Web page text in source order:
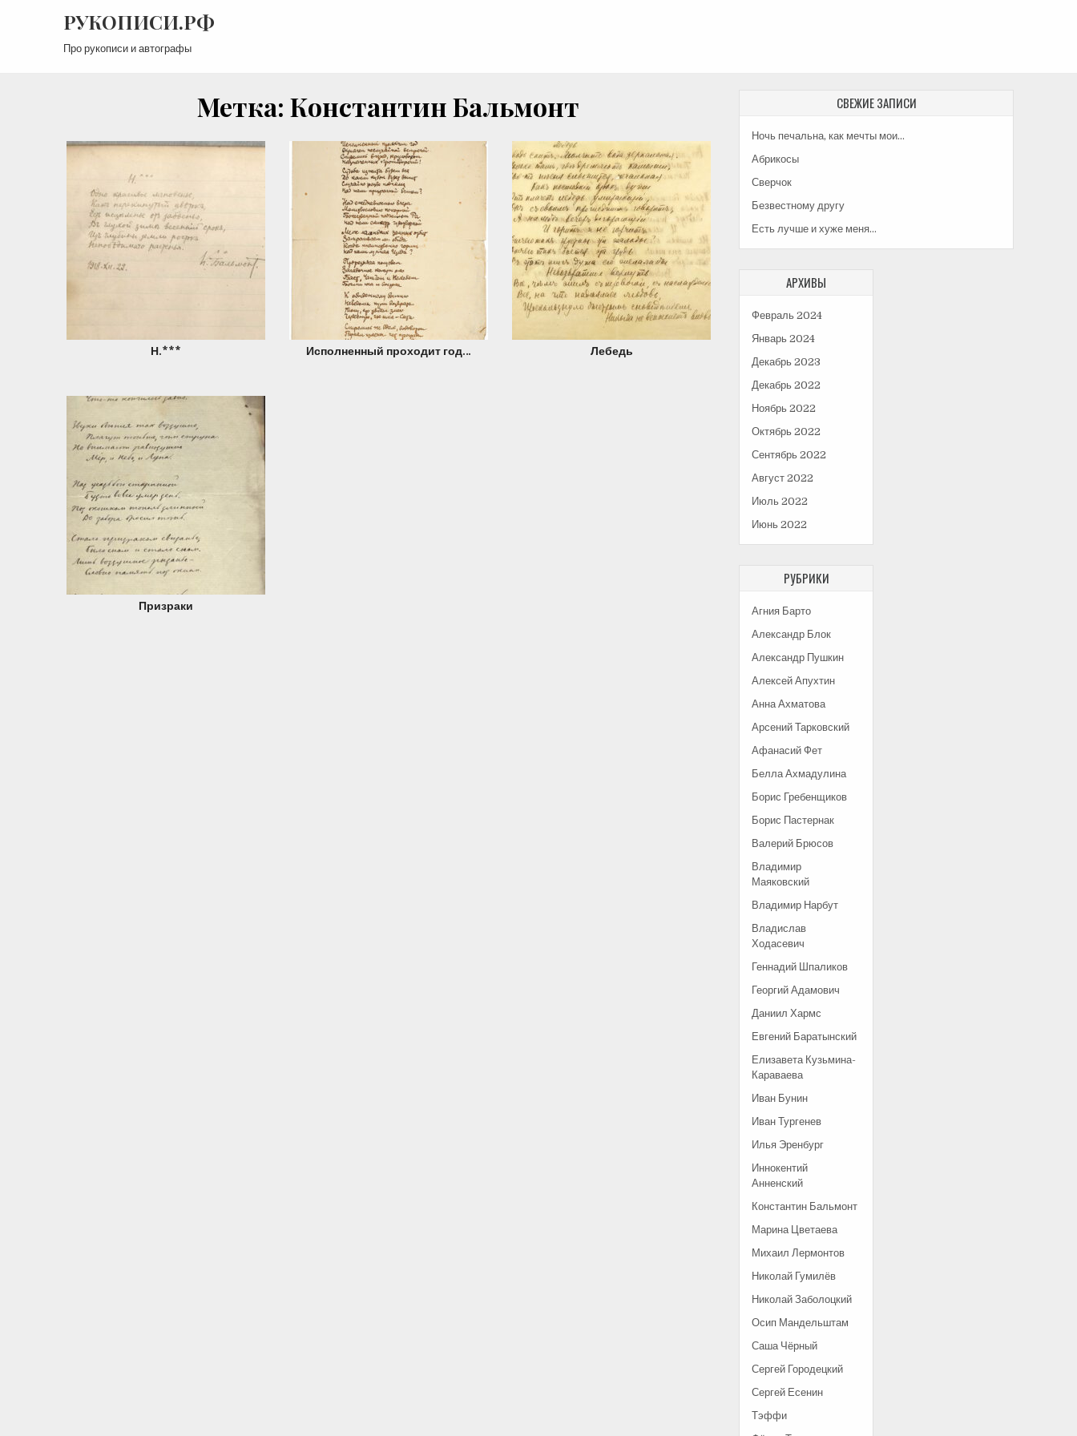
РУКОПИСИ.РФ
Про рукописи и автографы
Метка: Константин Бальмонт
Н.*** Исполненный проходит год… Лебедь
Призраки
СВЕЖИЕ ЗАПИСИ
Ночь печальна, как мечты мои…
Абрикосы
Сверчок
Безвестному другу
Есть лучше и хуже меня…
АРХИВЫ
Февраль 2024
Январь 2024
Декабрь 2023
Декабрь 2022
Ноябрь 2022
Октябрь 2022
Сентябрь 2022
Август 2022
Июль 2022
Июнь 2022
РУБРИКИ
Агния Барто
Александр Блок
Александр Пушкин
Алексей Апухтин
Анна Ахматова
Арсений Тарковский
Афанасий Фет
Белла Ахмадулина
Борис Гребенщиков
Борис Пастернак
Валерий Брюсов
Владимир
Маяковский
Владимир Нарбут
Владислав
Ходасевич
Геннадий Шпаликов
Георгий Адамович
Даниил Хармс
Евгений Баратынский
Елизавета Кузьмина-
Караваева
Иван Бунин
Иван Тургенев
Илья Эренбург
Иннокентий
Анненский
Константин Бальмонт
Марина Цветаева
Михаил Лермонтов
Николай Гумилёв
Николай Заболоцкий
Осип Мандельштам
Саша Чёрный
Сергей Городецкий
Сергей Есенин
Тэффи